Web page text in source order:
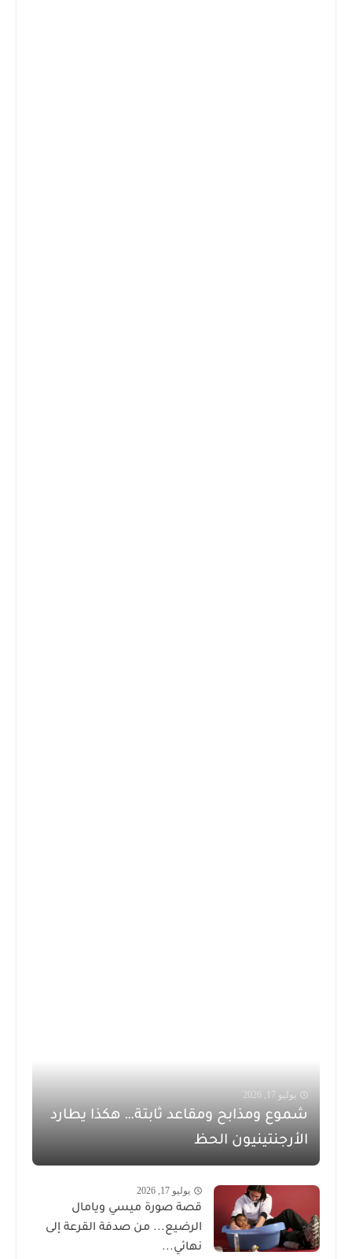
يوليو 17, 2026
شموع ومذابح ومقاعد ثابتة… هكذا يطارد
الأرجنتينيون الحظ
يوليو 17, 2026
قصة صورة ميسي ويامال
الرضيع... من صدفة القرعة إلى
نهائي...